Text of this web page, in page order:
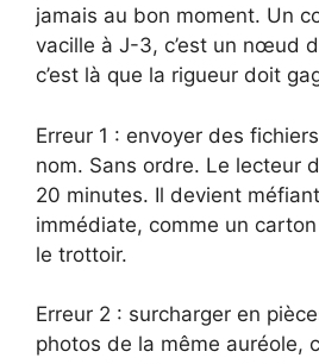
jamais au bon moment. Un
vacille à J-3, c’est un nœud
c’est là que la rigueur doit
Erreur 1 : envoyer des
nom. Sans ordre. Le lecteur
20 minutes. Il devient
immédiate, comme un carton
le trottoir.
Erreur 2 : surcharger en
photos de la même auréole,